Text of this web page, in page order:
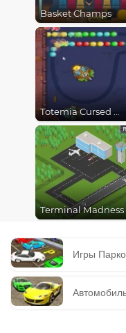
Basket Champs
Totemia Cursed Marbles
Terminal Madness
Игры